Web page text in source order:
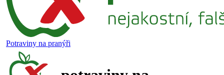
Potraviny na pranýři